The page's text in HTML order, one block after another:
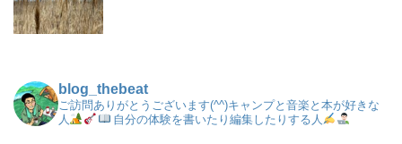
blog_thebeat
ご訪問ありがとうございます(^^)キャンプと音楽と本が好きな
人
自分の体験を書いたり編集したりする人